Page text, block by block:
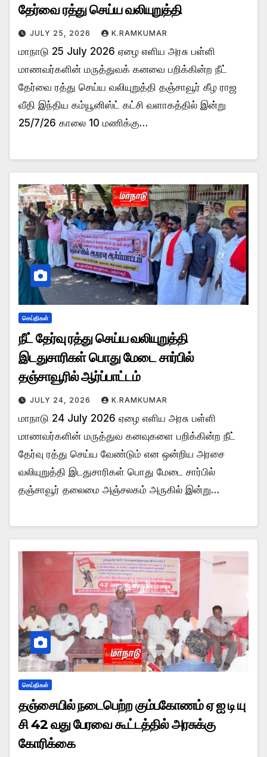
தேர்வை ரத்து செய்ய வலியுறுத்தி
JULY 25, 2026 K.RAMKUMAR
மாநாடு 25 July 2026 ஏழை எளிய அரசு பள்ளி
மாணவர்களின் மருத்துவக் கனவை பறிக்கின்ற நீட்
தேர்வை ரத்து செய்ய வலியுறுத்தி தஞ்சாவூர் கீழ ராஜ
வீதி இந்திய கம்யூனிஸ்ட் கட்சி வளாகத்தில் இன்று
25/7/26 காலை 10 மணிக்கு…
செய்திகள்
நீட் தேர்வு ரத்து செய்ய வலியுறுத்தி
இடதுசாரிகள் பொது மேடை சார்பில்
தஞ்சாவூரில் ஆர்ப்பாட்டம்
JULY 24, 2026 K.RAMKUMAR
மாநாடு 24 July 2026 ஏழை எளிய அரசு பள்ளி
மாணவர்களின் மருத்துவ கனவுகளை பறிக்கின்ற நீட்
தேர்வு ரத்து செய்ய வேண்டும் என ஒன்றிய அரசை
வலியுறுத்தி இடதுசாரிகள் பொது மேடை சார்பில்
தஞ்சாவூர் தலைமை அஞ்சலகம் அருகில் இன்று…
செய்திகள்
தஞ்சையில் நடைபெற்ற கும்பகோணம் ஏ ஐ டி யு
சி 42 வது பேரவை கூட்டத்தில் அரசுக்கு
கோரிக்கை